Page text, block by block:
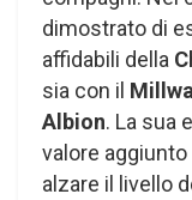
dimostrato di
affidabili della
sia con il
Albion. La sua
valore aggiunto
alzare il livello